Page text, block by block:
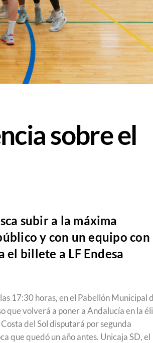
sobre el
subir a la máxima
y con un equipo con
billete a LF Endesa
17:30 horas, en el Pabellón Municipal
que volverá a poner a Andalucía en la
del Sol disputará por segunda
que quedó un año antes. Unicaja SD, el